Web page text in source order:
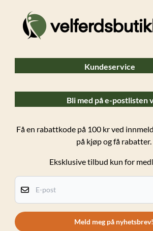
Kundeservice
Ofte stilte spørsmål
Forsendelser og retur
Salgsbetingelser
Personvern
Kundeklubb
Bli med på e-postlisten
Få en rabattkode på 100 kr ved
på kjøp og få rabatter.
Eksklusive tilbud kun for
Meld meg på nyhetsbrev!